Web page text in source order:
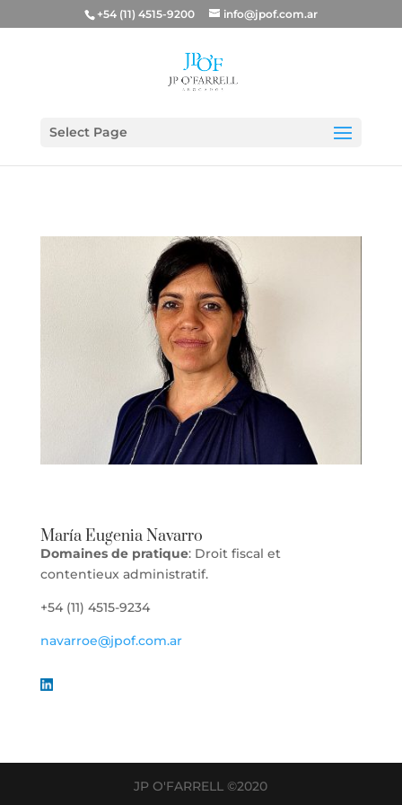
+54 (11) 4515-9200 info@jpof.com.ar
Select Page
María Eugenia Navarro
Domaines de pratique: Droit fiscal et
contentieux administratif.
+54 (11) 4515-9234
navarroe@jpof.com.ar
JP O'FARRELL ©2020